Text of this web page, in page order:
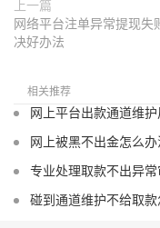
上一篇
网络平台注单异常提现失
决好办法
相关推荐
网上平台出款通道维
网上被黑不出金怎么
专业处理取款不出异
碰到通道维护不给取